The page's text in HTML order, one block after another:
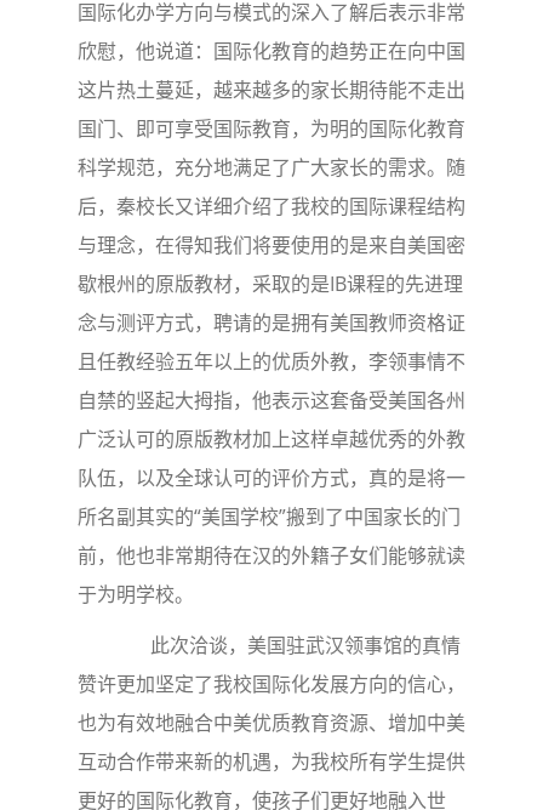
国际化办学方向与模式的深入了解后表示非常
欣慰，他说道：国际化教育的趋势正在向中国
这片热土蔓延，越来越多的家长期待能不走出
国门、即可享受国际教育，为明的国际化教育
科学规范，充分地满足了广大家长的需求。随
后，秦校长又详细介绍了我校的国际课程结构
与理念，在得知我们将要使用的是来自美国密
歇根州的原版教材，采取的是IB课程的先进理
念与测评方式，聘请的是拥有美国教师资格证
且任教经验五年以上的优质外教，李领事情不
自禁的竖起大拇指，他表示这套备受美国各州
广泛认可的原版教材加上这样卓越优秀的外教
队伍，以及全球认可的评价方式，真的是将一
所名副其实的“美国学校”搬到了中国家长的门
前，他也非常期待在汉的外籍子女们能够就读
于为明学校。
此次洽谈，美国驻武汉领事馆的真情
赞许更加坚定了我校国际化发展方向的信心，
也为有效地融合中美优质教育资源、增加中美
互动合作带来新的机遇，为我校所有学生提供
更好的国际化教育，使孩子们更好地融入世